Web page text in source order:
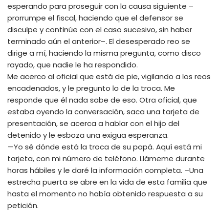
esperando para proseguir con la causa siguiente –
prorrumpe el fiscal, haciendo que el defensor se
disculpe y continúe con el caso sucesivo, sin haber
terminado aún el anterior–. El desesperado reo se
dirige a mí, haciendo la misma pregunta, como disco
rayado, que nadie le ha respondido.
Me acerco al oficial que está de pie, vigilando a los reos
encadenados, y le pregunto lo de la troca. Me
responde que él nada sabe de eso. Otra oficial, que
estaba oyendo la conversación, saca una tarjeta de
presentación, se acerca a hablar con el hijo del
detenido y le esboza una exigua esperanza.
—Yo sé dónde está la troca de su papá. Aquí está mi
tarjeta, con mi número de teléfono. Llámeme durante
horas hábiles y le daré la información completa. –Una
estrecha puerta se abre en la vida de esta familia que
hasta el momento no había obtenido respuesta a su
petición.